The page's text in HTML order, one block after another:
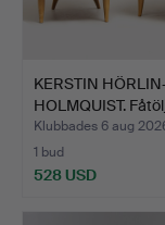
KERSTIN
HOLMQUIST.
pa…
Klubbades 6 aug
1 bud
528 USD